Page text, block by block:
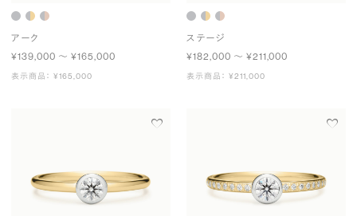
アーク
¥139,000 〜 ¥165,000
表示商品： ¥165,000
ステージ
¥182,000 〜 ¥211,000
表示商品： ¥211,000